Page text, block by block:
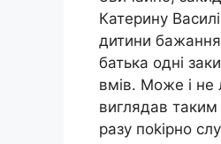
Катерину
дитини
батька одні
вмів. Може і не
виглядав
разу поkірно